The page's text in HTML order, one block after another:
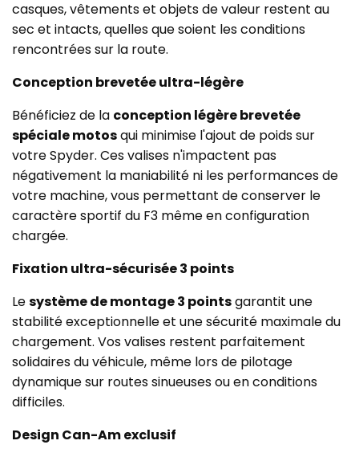
casques, vêtements et objets de valeur restent au
sec et intacts, quelles que soient les conditions
rencontrées sur la route.
Conception brevetée ultra-légère
Bénéficiez de la conception légère brevetée
spéciale motosqui minimise l'ajout de poids sur
votre Spyder. Ces valises n'impactent pas
négativement la maniabilité ni les performances de
votre machine, vous permettant de conserver le
caractère sportif du F3 même en configuration
chargée.
Fixation ultra-sécurisée 3 points
Lesystème de montage 3 pointsgarantit une
stabilité exceptionnelle et une sécurité maximale du
chargement. Vos valises restent parfaitement
solidaires du véhicule, même lors de pilotage
dynamique sur routes sinueuses ou en conditions
difficiles.
Design Can-Am exclusif